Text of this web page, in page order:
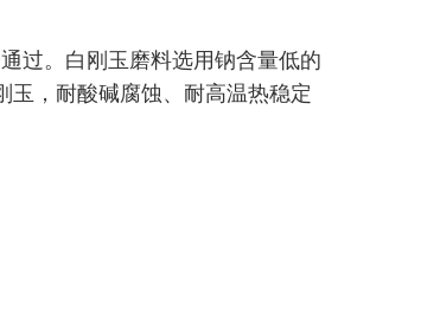
过。白刚玉磨料选用钠含量低的
玉，耐酸碱腐蚀、耐高温热稳定